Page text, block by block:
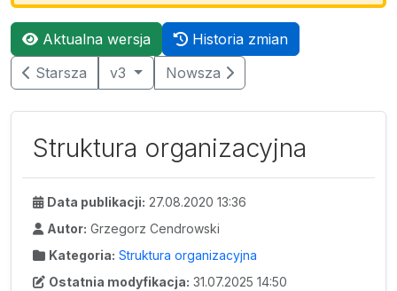
Aktualna wersja
Historia zmian
Starsza
v3 Nowsza
Struktura organizacyjna
Data publikacji: 27.08.2020 13:36
Autor: Grzegorz Cendrowski
Kategoria: Struktura organizacyjna
Ostatnia modyfikacja: 31.07.2025 14:50